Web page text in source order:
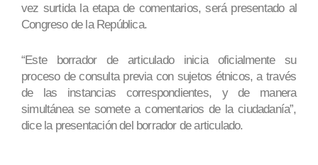
vez surtida la etapa de comentarios, será presentado al
Congreso de la República.
“Este borrador de articulado inicia oficialmente su
proceso de consulta previa con sujetos étnicos, a través
de las instancias correspondientes, y de manera
simultánea se somete a comentarios de la ciudadanía”,
dice la presentación del borrador de articulado.